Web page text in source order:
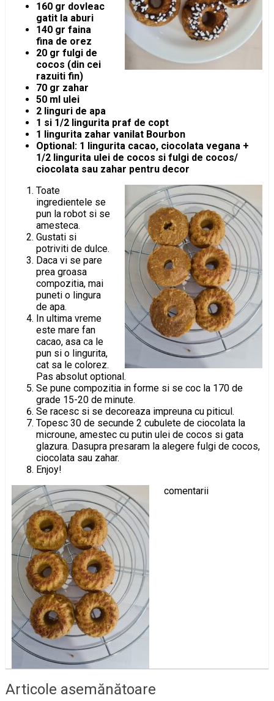
160 gr dovleac
gatit la aburi
140 gr faina
fina de orez
20 gr fulgi de
cocos (din cei
razuiti fin)
70 gr zahar
50 ml ulei
2 linguri de apa
1 si 1/2 lingurita praf de copt
1 lingurita zahar vanilat Bourbon
Optional: 1 lingurita cacao, ciocolata vegana +
1/2 lingurita ulei de cocos si fulgi de cocos/
ciocolata sau zahar pentru decor
Toate
ingredientele se
pun la robot si se
amesteca.
Gustati si
potriviti de dulce.
Daca vi se pare
prea groasa
compozitia, mai
puneti o lingura
de apa.
In ultima vreme
este mare fan
cacao, asa ca le
pun si o lingurita,
cat sa le colorez.
Pas absolut optional.
Se pune compozitia in forme si se coc la 170 de
grade 15-20 de minute.
Se racesc si se decoreaza impreuna cu piticul.
Topesc 30 de secunde 2 cubulete de ciocolata la
microune, amestec cu putin ulei de cocos si gata
glazura. Dasupra presaram la alegere fulgi de cocos,
ciocolata sau zahar.
Enjoy!
comentarii
Articole asemănătoare